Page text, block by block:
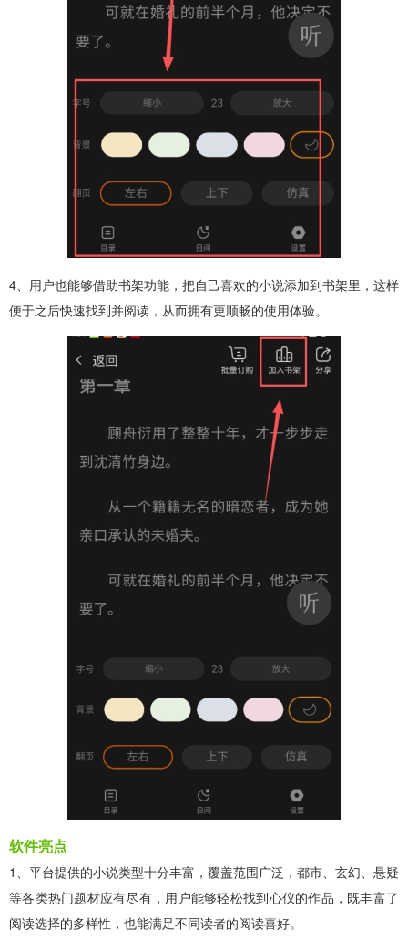
4、用户也能够借助书架功能，把自己喜欢的小说添加到书架里，这样
便于之后快速找到并阅读，从而拥有更顺畅的使用体验。
软件亮点
1、平台提供的小说类型十分丰富，覆盖范围广泛，都市、玄幻、悬疑
等各类热门题材应有尽有，用户能够轻松找到心仪的作品，既丰富了
阅读选择的多样性，也能满足不同读者的阅读喜好。